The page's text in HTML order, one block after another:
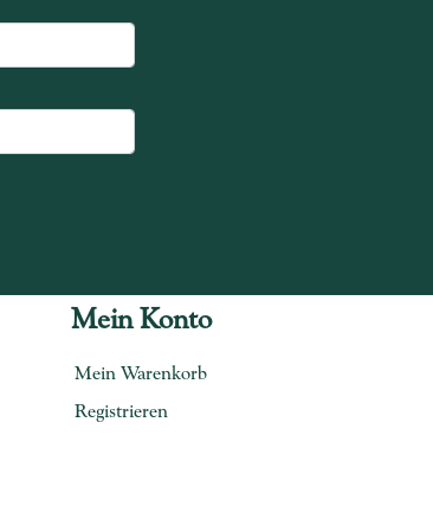
Mein Konto
Mein Warenkorb
Registrieren